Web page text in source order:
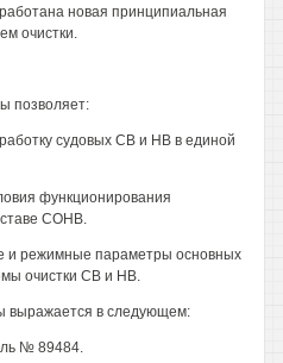
новая принципиальная
очистки.
позволяет:
судовых СВ и НВ в единой
функционирования
СОНВ.
и режимные параметры основных
очистки СВ и НВ.
выражается в следующем:
№ 89484.